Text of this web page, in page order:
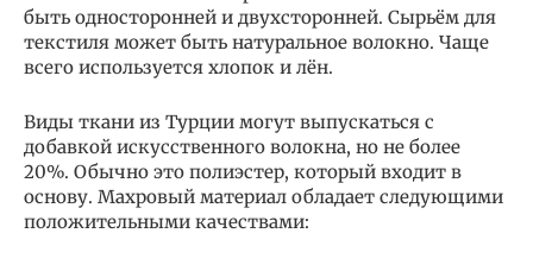
быть односторонней и двухсторонней. Сырьём для
текстиля может быть натуральное волокно. Чаще
всего используется хлопок и лён.
Виды ткани из Турции могут выпускаться с
добавкой искусственного волокна, но не более
20%. Обычно это полиэстер, который входит в
основу. Махровый материал обладает следующими
положительными качествами: